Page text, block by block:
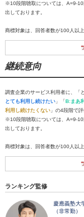
※10段階聴取については、A=9-
出しております。
商標対象は、回答者数が100人以上
継続意向
調査企業のサービス利用者に、「
とても利用し続けたい 」「B:まあ
利用し続けたくない 」の4段階で
※10段階聴取については、A=9-
出しております。
商標対象は、回答者数が100人以上
ランキング監修
慶應義塾大
（非常勤）